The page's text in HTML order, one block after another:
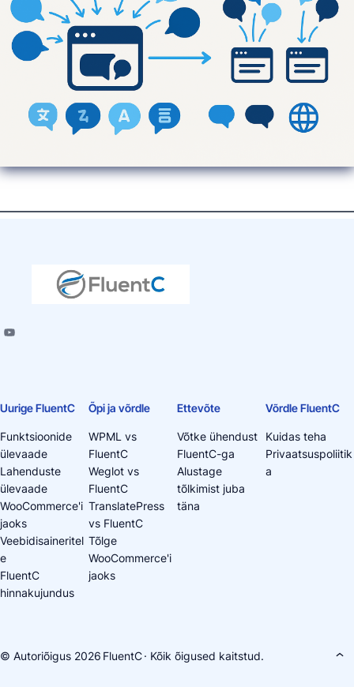
Uurige FluentC
Funktsioonide
ülevaade
Lahenduste
ülevaade
WooCommerce'i
jaoks
Veebidisaineritel
e
FluentC
hinnakujundus
Õpi ja võrdle
WPML vs
FluentC
Weglot vs
FluentC
TranslatePress
vs FluentC
Tõlge
WooCommerce'i
jaoks
Ettevõte
Võtke ühendust
FluentC-ga
Alustage
tõlkimist juba
täna
Võrdle FluentC
Kuidas teha
Privaatsuspoliitik
a
© Autoriõigus 2026 FluentC· Kõik õigused kaitstud.